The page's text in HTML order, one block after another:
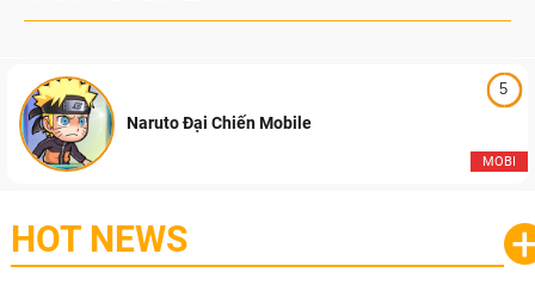
5
MOBI
Naruto Đại Chiến Mobile
HOT NEWS